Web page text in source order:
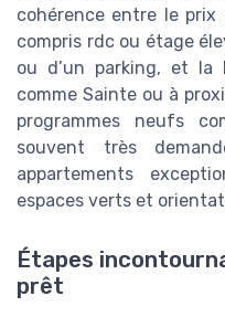
cohérence entre le prix
compris rdc ou étage
ou d’un parking, et la
comme Sainte ou à
programmes neufs
souvent très
appartements
espaces verts et
Étapes
prêt